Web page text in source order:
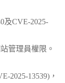
及CVE-2025-
管理員權限。
2025-13539)，